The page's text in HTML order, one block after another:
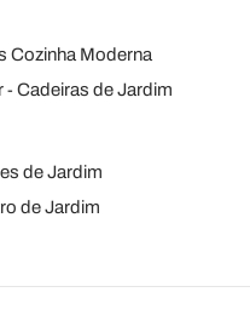
Cozinha Moderna
Cadeiras de Jardim
de Jardim
de Jardim